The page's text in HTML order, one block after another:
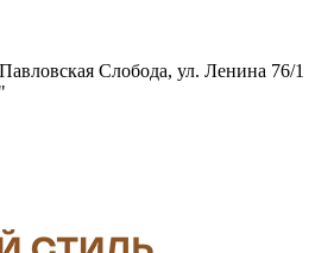
Слобода, ул. Ленина 76/1